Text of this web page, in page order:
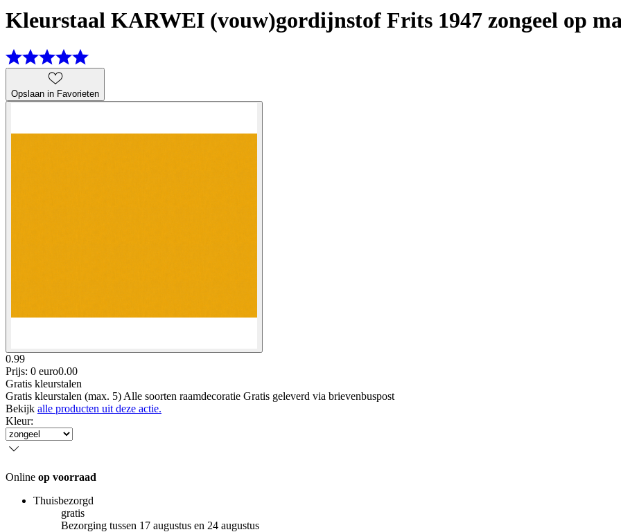
Kleurstaal KARWEI (vouw)gordijnstof Frits 1947 zongeel op
Opslaan in Favorieten
0.99
Prijs: 0 euro0.00
Gratis kleurstalen
Gratis kleurstalen (max. 5) Alle soorten raamdecoratie Gratis geleverd via brievenbuspost
Bekijk alle producten uit deze actie.
Kleur:
Online op voorraad
Thuisbezorgd
gratis
Bezorging tussen 17 augustus en 24 augustus